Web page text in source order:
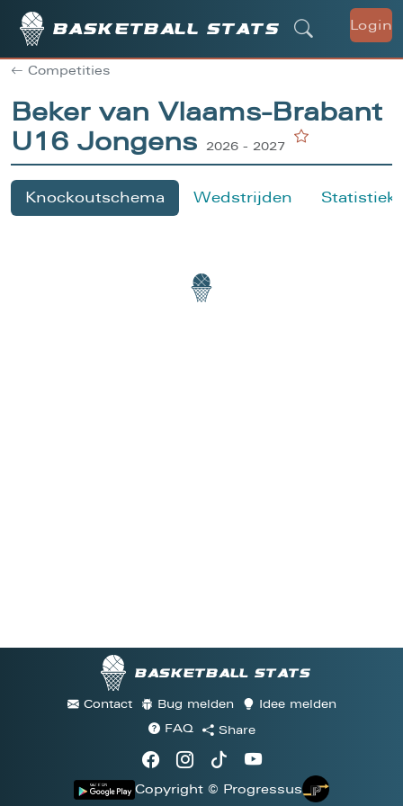
Basketball stats Login
Competities
Beker van Vlaams-Brabant
U16 Jongens
2026 - 2027
Knockoutschema Wedstrijden
Basketball stats
Contact Bug melden
Idee melden
FAQ
Share
Copyright © Progressus